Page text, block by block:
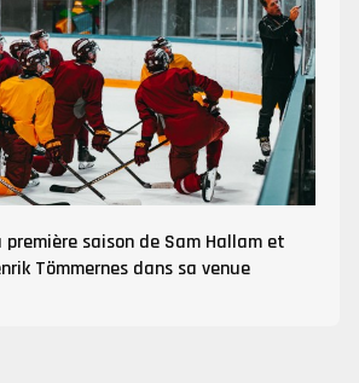
première saison de Sam Hallam et
Tömmernes dans sa venue